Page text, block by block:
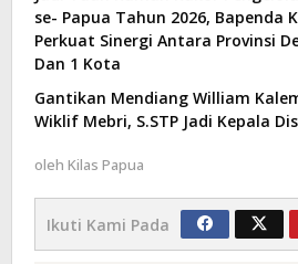
se- Papua Tahun 2026, Bapenda
Perkuat Sinergi Antara Provinsi
Dan 1 Kota
Gantikan Mendiang William
Wiklif Mebri, S.STP Jadi Kepala
oleh Kilas Papua
Ikuti Kami Pada